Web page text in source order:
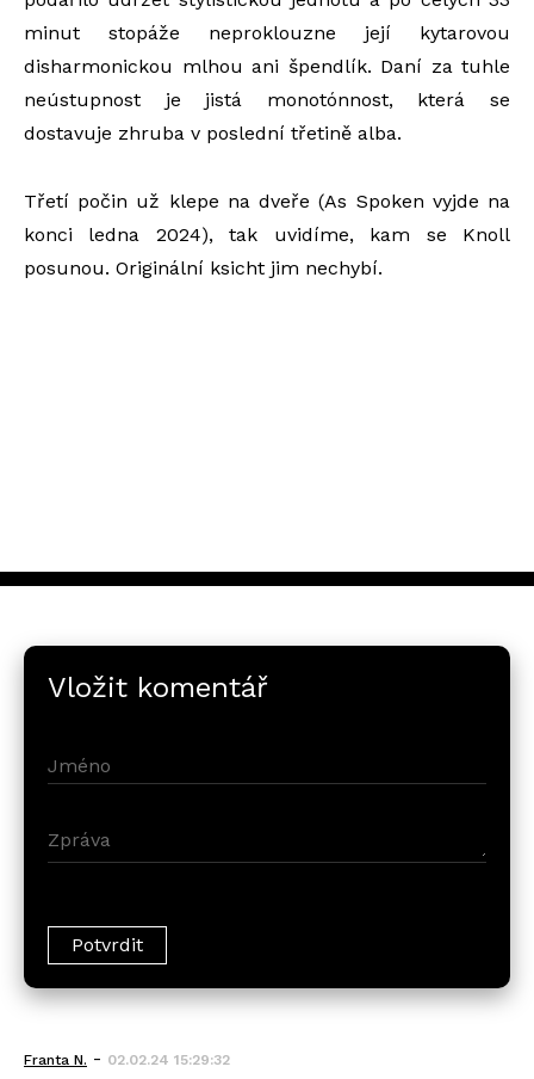
minut stopáže neproklouzne její kytarovou
disharmonickou mlhou ani špendlík. Daní za tuhle
neústupnost je jistá monotónnost, která se
dostavuje zhruba v poslední třetině alba.
Třetí počin už klepe na dveře (As Spoken vyjde na
konci ledna 2024), tak uvidíme, kam se Knoll
posunou. Originální ksicht jim nechybí.
Vložit komentář
Franta N. - 02.02.24 15:29:32